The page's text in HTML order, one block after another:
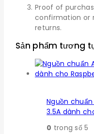
Proof of
confirmation or
returns.
Sản phẩm tương
Nguồn chuẩn
3.5A dành
0 trong số 5